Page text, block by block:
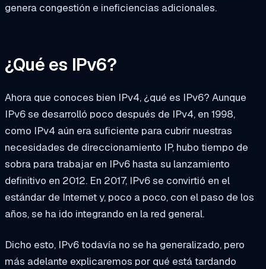
genera congestión e ineficiencias adicionales.
¿Qué es IPv6?
Ahora que conoces bien IPv4, ¿qué es IPv6? Aunque
IPv6 se desarrolló poco después de IPv4, en 1998,
como IPv4 aún era suficiente para cubrir nuestras
necesidades de direccionamiento IP, hubo tiempo de
sobra para trabajar en IPv6 hasta su lanzamiento
definitivo en 2012. En 2017, IPv6 se convirtió en el
estándar de Internet y, poco a poco, con el paso de los
años, se ha ido integrando en la red general.
Dicho esto, IPv6 todavía no se ha generalizado, pero
más adelante explicaremos por qué está tardando